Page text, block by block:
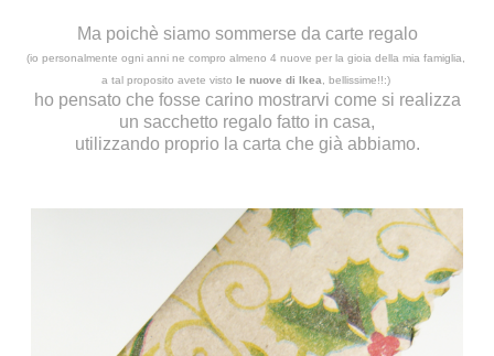
Ma poichè siamo sommerse da carte regalo
(io personalmente ogni anni ne compro almeno 4 nuove per la gioia della mia famiglia,
a tal proposito avete visto le nuove di Ikea , bellissime!!:)
ho pensato che fosse carino mostrarvi come si realizza
un sacchetto regalo fatto in casa,
utilizzando proprio la carta che già abbiamo.